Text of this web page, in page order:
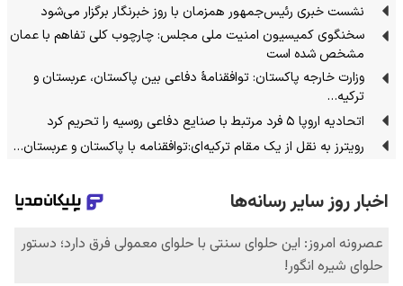
نشست خبری رئیس‌جمهور همزمان با روز خبرنگار برگزار می‌شود
سخنگوی کمیسیون امنیت ملی مجلس: چارچوب کلی تفاهم با عمان
مشخص شده است
وزارت خارجه پاکستان: توافقنامهٔ دفاعی بین پاکستان، عربستان و
ترکیه…
اتحادیه اروپا ۵ فرد مرتبط با صنایع دفاعی روسیه را تحریم کرد
رویترز به نقل از یک مقام ترکیه‌ای:توافقنامه با پاکستان و عربستان…